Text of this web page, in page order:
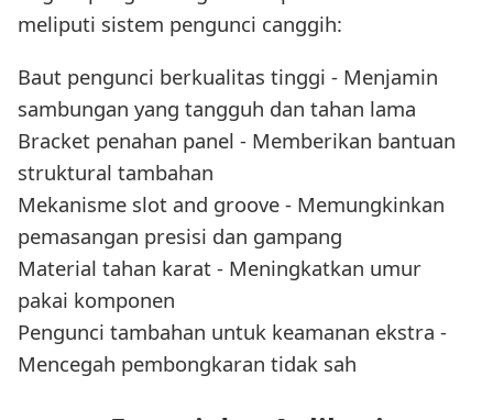
meliputi sistem pengunci canggih:
Baut pengunci berkualitas tinggi - Menjamin
sambungan yang tangguh dan tahan lama
Bracket penahan panel - Memberikan bantuan
struktural tambahan
Mekanisme slot and groove - Memungkinkan
pemasangan presisi dan gampang
Material tahan karat - Meningkatkan umur
pakai komponen
Pengunci tambahan untuk keamanan ekstra -
Mencegah pembongkaran tidak sah